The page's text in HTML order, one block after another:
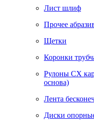
Лист шлиф
Прочее
Щетки
Коронки
Рулоны CX
основа)
Лента
Диски